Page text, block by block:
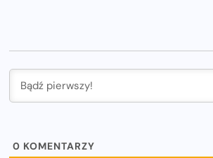
0 KOMENTARZY